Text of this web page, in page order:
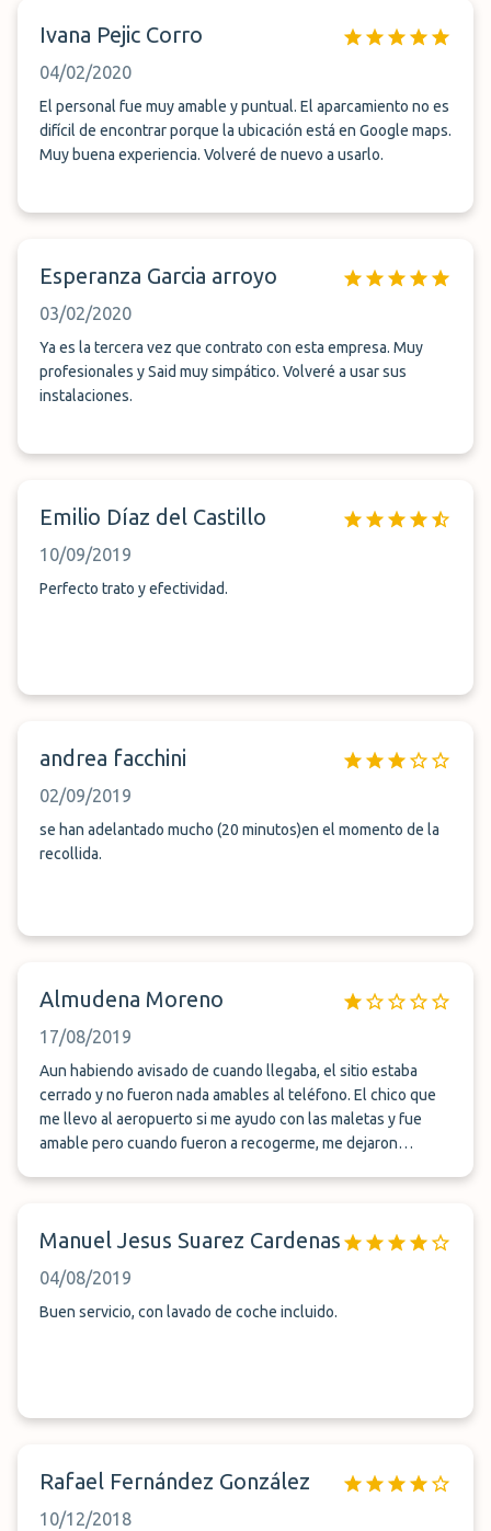
Ivana Pejic Corro
04/02/2020
El personal fue muy amable y puntual. El aparcamiento no es
difícil de encontrar porque la ubicación está en Google maps.
Muy buena experiencia. Volveré de nuevo a usarlo.
Esperanza Garcia arroyo
03/02/2020
Ya es la tercera vez que contrato con esta empresa. Muy
profesionales y Said muy simpático. Volveré a usar sus
instalaciones.
Emilio Díaz del Castillo
10/09/2019
Perfecto trato y efectividad.
andrea facchini
02/09/2019
se han adelantado mucho (20 minutos)en el momento de la
recollida.
Almudena Moreno
17/08/2019
Aun habiendo avisado de cuando llegaba, el sitio estaba
cerrado y no fueron nada amables al teléfono. El chico que
me llevo al aeropuerto si me ayudo con las maletas y fue
amable pero cuando fueron a recogerme, me dejaron
subí en el coche ni cuando me baje. Si lo que sólo buscas en
Manuel Jesus Suarez Cardenas
04/08/2019
Buen servicio, con lavado de coche incluido.
Rafael Fernández González
10/12/2018